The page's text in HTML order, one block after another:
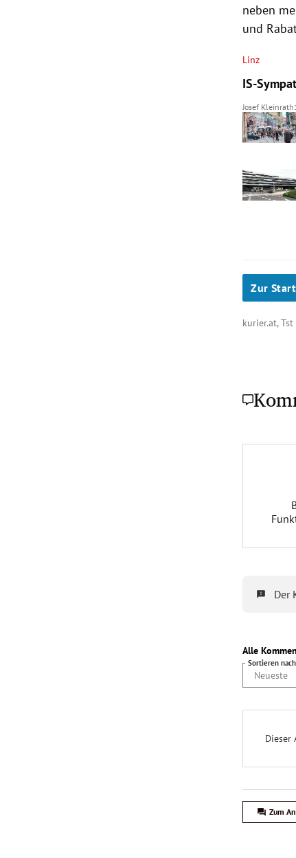
neben
und
Linz
IS-
Josef Kleinrath
Zur
kurier.at,